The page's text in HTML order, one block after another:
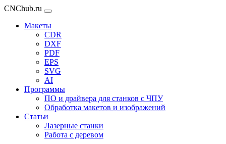
CNChub.ru
Макеты
CDR
DXF
PDF
EPS
SVG
AI
Программы
ПО и драйвера для станков с ЧПУ
Обработка макетов и изображений
Статьи
Лазерные станки
Работа с деревом